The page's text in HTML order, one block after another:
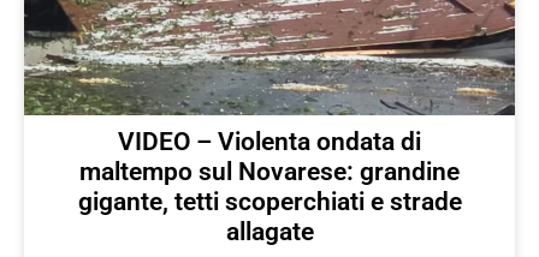
VIDEO – Violenta ondata di
maltempo sul Novarese: grandine
gigante, tetti scoperchiati e strade
allagate